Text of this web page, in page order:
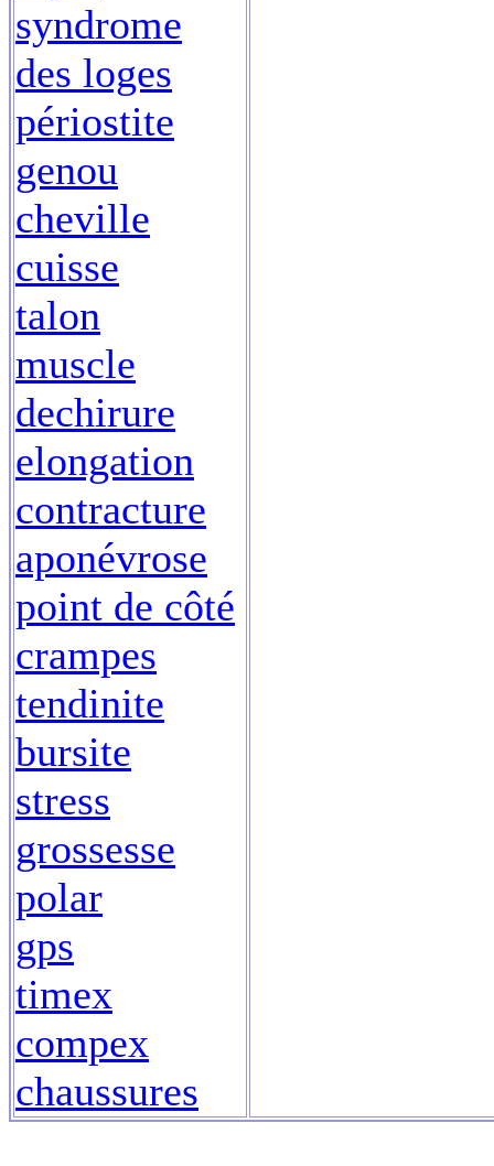
syndrome
des loges
périostite
genou
cheville
cuisse
talon
muscle
dechirure
elongation
contracture
aponévrose
point de côté
crampes
tendinite
bursite
stress
grossesse
polar
gps
timex
compex
chaussures